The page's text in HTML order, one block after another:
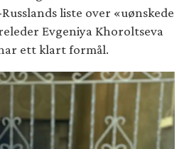
liste over «uønskede
Evgeniya Khoroltseva
ett klart formål.